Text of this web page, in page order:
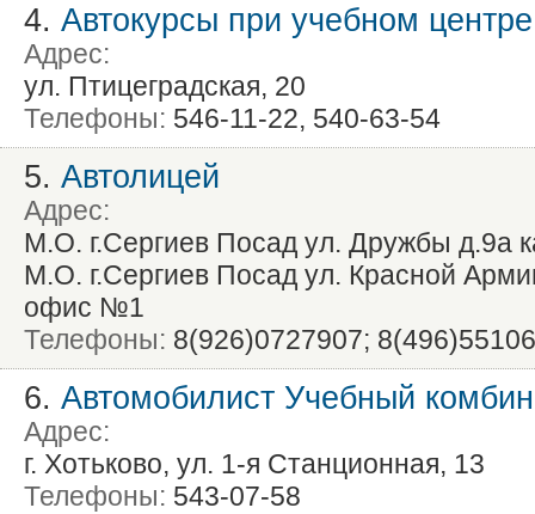
4. Автокурсы при учебном
Адрес:
ул. Птицеградская, 20
Телефоны: 546-11-22, 540-63-54
5. Автолицей
Адрес:
М.О. г.Сергиев Посад ул. Дружбы д.9а
М.О. г.Сергиев Посад ул. Красной
офис №1
Телефоны: 8(926)0727907;
6. Автомобилист Учебный
Адрес:
г. Хотьково, ул. 1-я Станционная, 13
Телефоны: 543-07-58